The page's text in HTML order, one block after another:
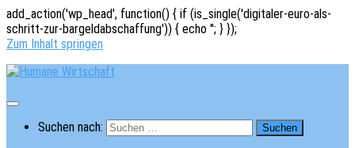
add_action('wp_head', function() { if (is_single('digitaler-euro-als-
schritt-zur-bargeldabschaffung')) { echo ''; } });
Zum Inhalt springen
Suchen nach: